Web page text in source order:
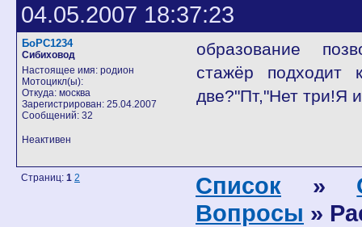
04.05.2007 18:37:23
БоРС1234
Сибиховод
Настоящее имя: родион
Мотоцикл(ы):
Откуда: москва
Зарегистрирован: 25.04.2007
Сообщений: 32
образование
стажёр подходит
две?"Пт,"Нет три!Я
Неактивен
Страниц: 1 2 Список »
Вопросы »